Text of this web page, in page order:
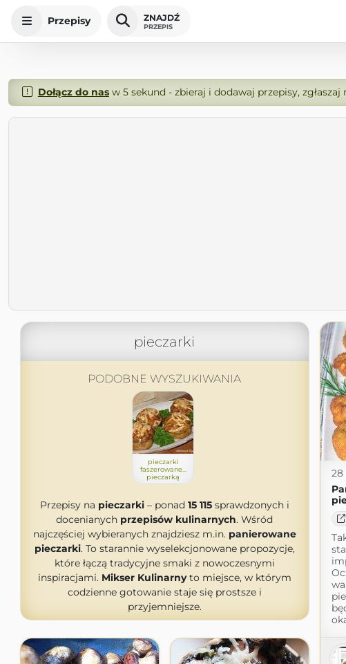
Przepisy ZNAJDŹ
PRZEPIS
Dołącz do nasw 5 sekund - zbieraj i dodawaj przepisy,
pieczarki
PODOBNE WYSZUKIWANIA
pieczarki
faszerowane…
pieczarką
Przepisy na pieczarki– ponad 15 115sprawdzonych i
docenianych przepisów kulinarnych. Wśród
najczęściej wybieranych znajdziesz m.in. panierowane
pieczarki. To starannie wyselekcjonowane propozycje,
które łączą tradycyjne smaki z nowoczesnymi
inspiracjami. Mikser Kulinarnyto miejsce, w którym
codzienne gotowanie staje się prostsze i
przyjemniejsze.
28